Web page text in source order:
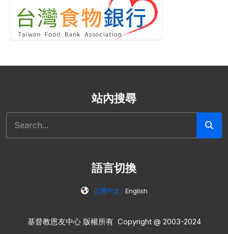
站內搜尋
語言切換
正體中文 English
基督教恩友中心 版權所有 Copyright @ 2003-2024